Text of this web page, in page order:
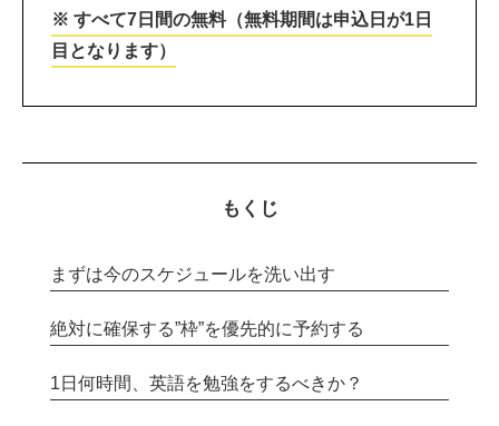
※ すべて7日間の無料（無料期間は申込日が1日
目となります）
もくじ
まずは今のスケジュールを洗い出す
絶対に確保する”枠”を優先的に予約する
1日何時間、英語を勉強をするべきか？